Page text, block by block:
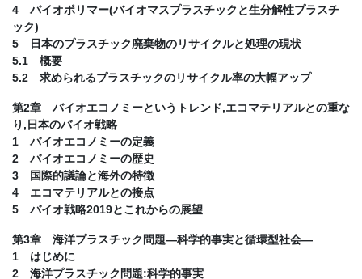
4 バイオポリマー(バイオマスプラスチックと生分解性プラスチ
ック)
5 日本のプラスチック廃棄物のリサイクルと処理の現状
5.1 概要
5.2 求められるプラスチックのリサイクル率の大幅アップ
第2章 バイオエコノミーというトレンド,エコマテリアルとの重な
り,日本のバイオ戦略
1 バイオエコノミーの定義
2 バイオエコノミーの歴史
3 国際的議論と海外の特徴
4 エコマテリアルとの接点
5 バイオ戦略2019とこれからの展望
第3章 海洋プラスチック問題―科学的事実と循環型社会―
1 はじめに
2 海洋プラスチック問題:科学的事実